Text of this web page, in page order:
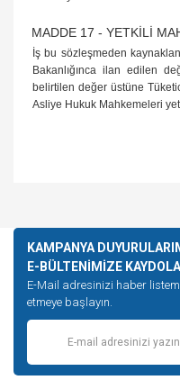
MADDE 17 - YETKİLİ
İş bu sözleşmeden
Bakanlığınca ilan edilen
belirtilen değer üstüne
Asliye Hukuk Mahkemeleri
KAMPANYA
E-BÜLTENİMİZE
E-Mail adresinizi haber
etmeye başlayın.